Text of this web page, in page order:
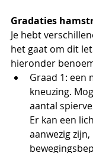
Gradaties
Je hebt
het gaat om dit
hieronder
Graad 1: een
kneuzing.
aantal
Er kan een
aanwezig